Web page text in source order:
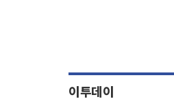
이투데이